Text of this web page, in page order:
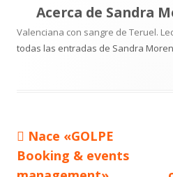
Acerca de Sandra
Valenciana con sangre de Teruel.
todas las entradas de Sandra
Navegación
de
Artículo
anterior
Nace «GOLPE
Booking & events